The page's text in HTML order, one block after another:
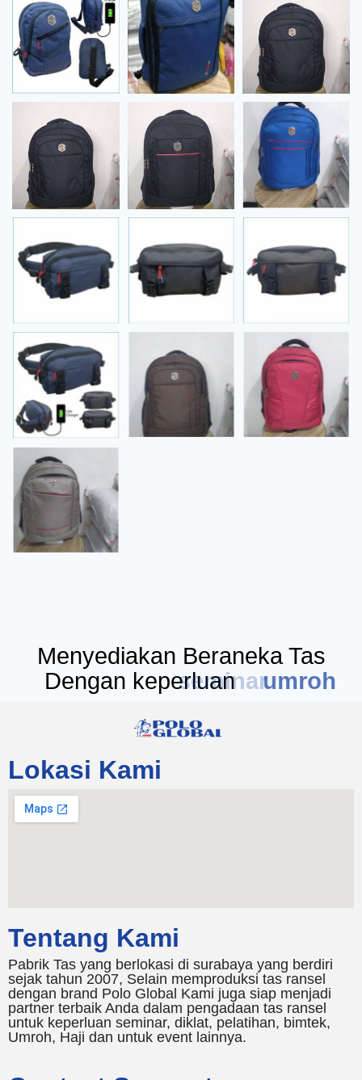
Menyediakan Beraneka Tas
Dengan keperluan seminar
Lokasi Kami
Tentang Kami
Pabrik Tas yang berlokasi di surabaya yang berdiri
sejak tahun 2007, Selain memproduksi tas ransel
dengan brand Polo Global Kami juga siap menjadi
partner terbaik Anda dalam pengadaan tas ransel
untuk keperluan seminar, diklat, pelatihan, bimtek,
Umroh, Haji dan untuk event lainnya.